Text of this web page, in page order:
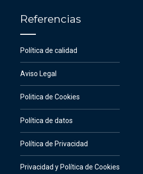
Referencias
Política de calidad
Aviso Legal
Politica de Cookies
Política de datos
Política de Privacidad
Privacidad y Política de Cookies